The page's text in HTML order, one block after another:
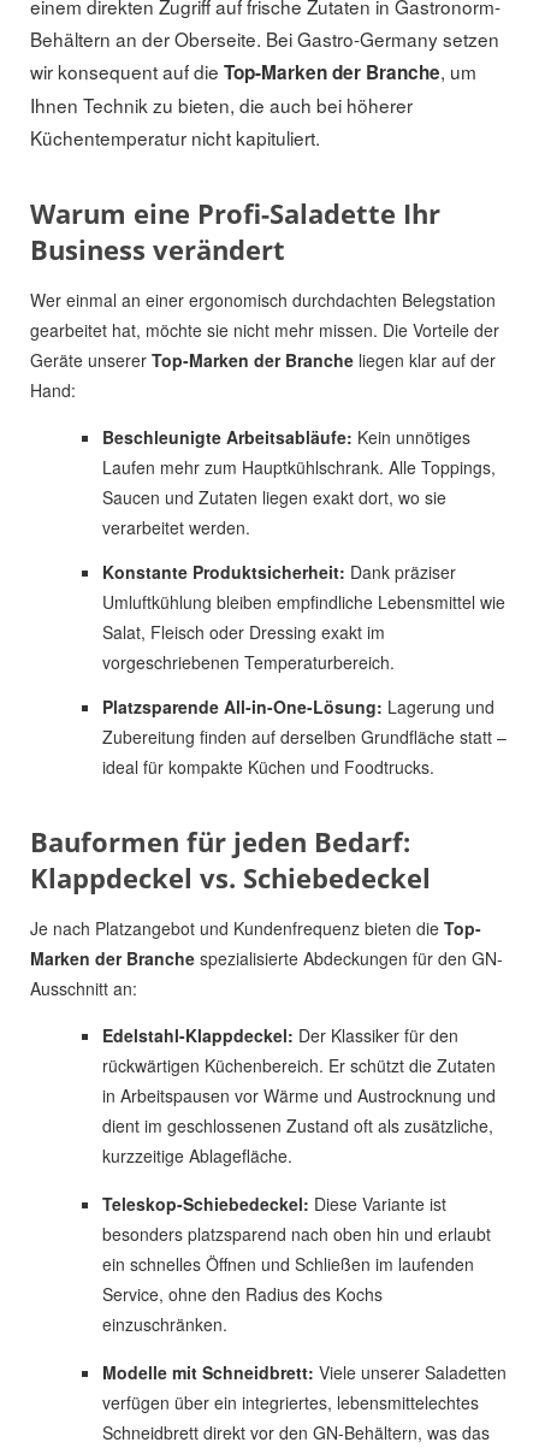
einem direkten Zugriff auf frische Zutaten in Gastronorm-
Behältern an der Oberseite. Bei Gastro-Germany setzen
wir konsequent auf die Top-Marken der Branche, um
Ihnen Technik zu bieten, die auch bei höherer
Küchentemperatur nicht kapituliert.
Warum eine Profi-Saladette Ihr
Business verändert
Wer einmal an einer ergonomisch durchdachten Belegstation
gearbeitet hat, möchte sie nicht mehr missen. Die Vorteile der
Geräte unserer Top-Marken der Branche liegen klar auf der
Hand:
Beschleunigte Arbeitsabläufe: Kein unnötiges
Laufen mehr zum Hauptkühlschrank. Alle Toppings,
Saucen und Zutaten liegen exakt dort, wo sie
verarbeitet werden.
Konstante Produktsicherheit: Dank präziser
Umluftkühlung bleiben empfindliche Lebensmittel wie
Salat, Fleisch oder Dressing exakt im
vorgeschriebenen Temperaturbereich.
Platzsparende All-in-One-Lösung: Lagerung und
Zubereitung finden auf derselben Grundfläche statt –
ideal für kompakte Küchen und Foodtrucks.
Bauformen für jeden Bedarf:
Klappdeckel vs. Schiebedeckel
Je nach Platzangebot und Kundenfrequenz bieten die Top-
Marken der Branche spezialisierte Abdeckungen für den GN-
Ausschnitt an:
Edelstahl-Klappdeckel: Der Klassiker für den
rückwärtigen Küchenbereich. Er schützt die Zutaten
in Arbeitspausen vor Wärme und Austrocknung und
dient im geschlossenen Zustand oft als zusätzliche,
kurzzeitige Ablagefläche.
Teleskop-Schiebedeckel: Diese Variante ist
besonders platzsparend nach oben hin und erlaubt
ein schnelles Öffnen und Schließen im laufenden
Service, ohne den Radius des Kochs
einzuschränken.
Modelle mit Schneidbrett: Viele unserer Saladetten
verfügen über ein integriertes, lebensmittelechtes
Schneidbrett direkt vor den GN-Behältern, was das